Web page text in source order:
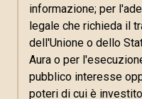
informazione; per
legale che richieda il
dell'Unione o dello
Aura o per
pubblico interesse
poteri di cui è